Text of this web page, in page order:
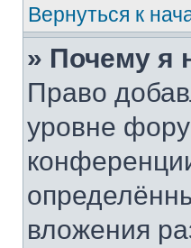
Вернуться к
» Почему я
Право
уровне
вложения